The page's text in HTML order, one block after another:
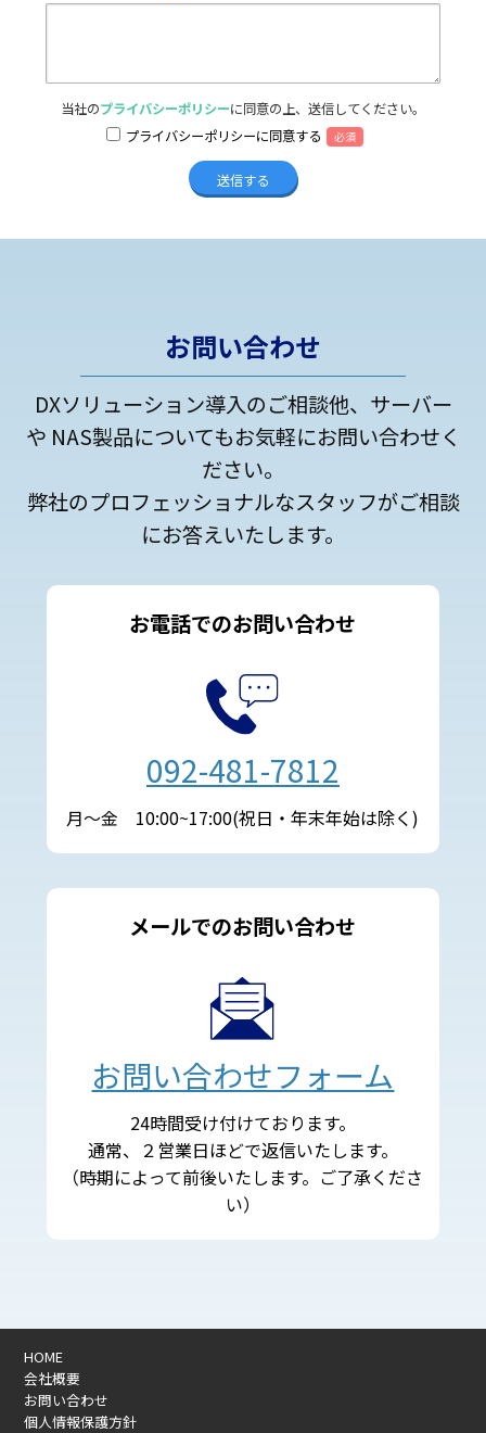
当社のプライバシーポリシーに同意の上、送信してください。
プライバシーポリシーに同意する
必須
お問い合わせ
DXソリューション導入のご相談他、サーバー
や NAS製品についてもお気軽にお問い合わせく
ださい。
弊社のプロフェッショナルなスタッフがご相談
にお答えいたします。
お電話でのお問い合わせ
092-481-7812
月～金 10:00~17:00(祝日・年末年始は除く)
メールでのお問い合わせ
お問い合わせフォーム
24時間受け付けております。
通常、２営業日ほどで返信いたします。
（時期によって前後いたします。ご了承くださ
い）
HOME
会社概要
お問い合わせ
個人情報保護方針